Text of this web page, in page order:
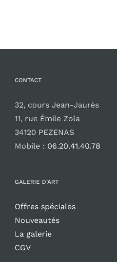
CONTACT
32, cours Jean-Jaurès
11, rue Émile Zola
34120 PEZENAS
Mobile : 06.20.41.40.78
GALERIE D’ART
Offres spéciales
Nouveautés
La galerie
CGV